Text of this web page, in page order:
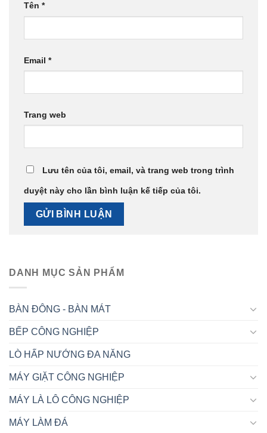
Tên *
Email *
Trang web
Lưu tên của tôi, email, và trang web trong trình
duyệt này cho lần bình luận kế tiếp của tôi.
DANH MỤC SẢN PHẨM
BÀN ĐÔNG - BÀN MÁT
BẾP CÔNG NGHIỆP
LÒ HẤP NƯỚNG ĐA NĂNG
MÁY GIẶT CÔNG NGHIỆP
MÁY LÀ LÔ CÔNG NGHIỆP
MÁY LÀM ĐÁ